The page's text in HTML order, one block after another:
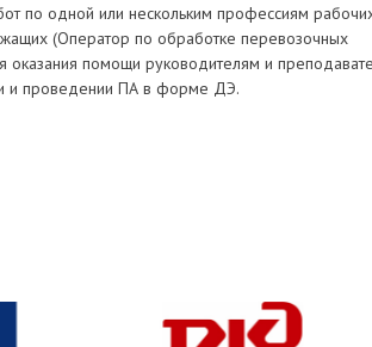
по одной или нескольким профессиям
(Оператор по обработке перевозочных
оказания помощи руководителям и
и проведении ПА в форме ДЭ.